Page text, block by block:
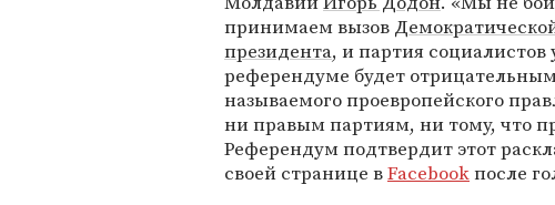
принимаем вызов
президента, и партия
референдуме будет
называемого проевропейского
ни правым партиям, ни тому, что
Референдум подтвердит этот
своей странице вFacebookпосле